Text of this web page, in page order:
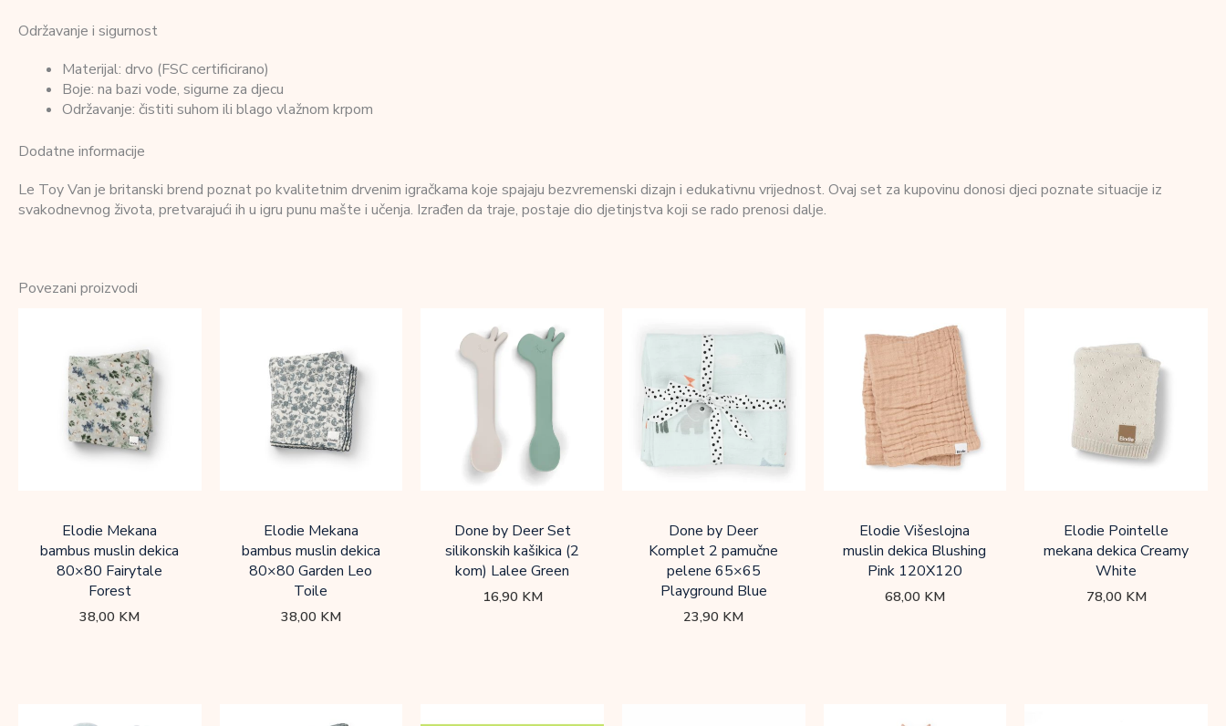
Održavanje i sigurnost
Materijal: drvo (FSC certificirano)
Boje: na bazi vode, sigurne za djecu
Održavanje: čistiti suhom ili blago vlažnom krpom
Dodatne informacije
Le Toy Van je britanski brend poznat po kvalitetnim drvenim igračkama koje spajaju bezvremenski dizajn i edukativnu vrijednost. Ovaj set za kupovinu donosi djeci poznate situacije iz
svakodnevnog života, pretvarajući ih u igru punu mašte i učenja. Izrađen da traje, postaje dio djetinjstva koji se rado prenosi dalje.
Povezani proizvodi
Elodie Mekana
bambus muslin dekica
80×80 Fairytale
Forest
38,00 KM
Elodie Mekana
bambus muslin dekica
80×80 Garden Leo
Toile
38,00 KM
Done by Deer Set
silikonskih kašikica (2
kom) Lalee Green
16,90 KM
Done by Deer
Komplet 2 pamučne
pelene 65×65
Playground Blue
23,90 KM
Elodie Višeslojna
muslin dekica Blushing
Pink 120X120
68,00 KM
Elodie Pointelle
mekana dekica Creamy
White
78,00 KM